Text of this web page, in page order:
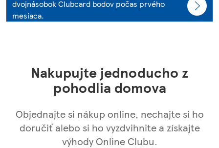
dvojnásobok Clubcard bodov počas prvého
mesiaca.
Nakupujte jednoducho z
pohodlia domova
Objednajte si nákup online, nechajte si ho
doručiť alebo si ho vyzdvihnite a získajte
výhody Online Clubu.